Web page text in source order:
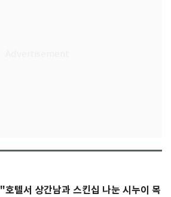
"호텔서 상간남과 스킨십 나눈 시누이 목